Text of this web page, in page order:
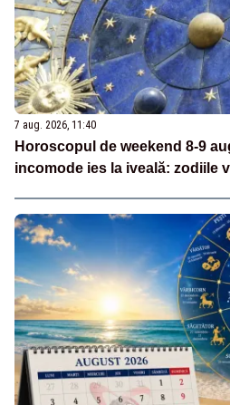
7 aug. 2026, 11:40
Horoscopul de weekend 8-9
incomode ies la iveală: zodiile